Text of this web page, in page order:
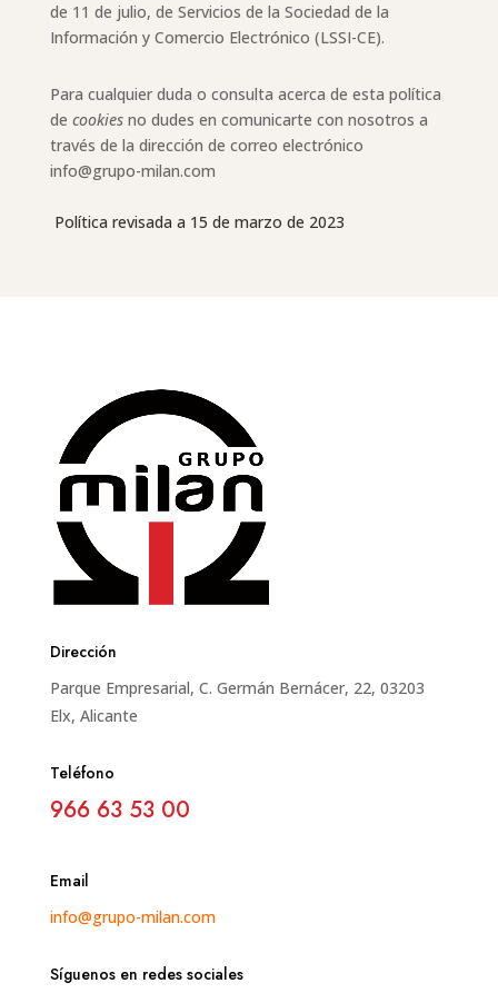
de 11 de julio, de Servicios de la Sociedad de la
Información y Comercio Electrónico (LSSI-CE).
Para cualquier duda o consulta acerca de esta política
de cookiesno dudes en comunicarte con nosotros a
través de la dirección de correo electrónico
info@grupo-milan.com
Política revisada a 15 de marzo de 2023
Dirección
Parque Empresarial, C. Germán Bernácer, 22, 03203
Elx, Alicante
Teléfono
966 63 53 00
Email
info@grupo-milan.com
Síguenos en redes sociales